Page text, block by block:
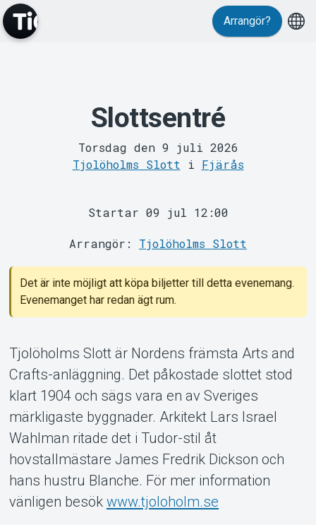
MyTickster
Support
Om Tickster
Arrangör?
Slottsentré
Torsdag den 9 juli 2026
Tjolöholms Slott i Fjärås
Startar 09 jul 12:00
Arrangör: Tjolöholms Slott
Det är inte möjligt att köpa biljetter till detta evenemang.
Evenemanget har redan ägt rum.
Tjolöholms Slott är Nordens främsta Arts and
Crafts-anläggning. Det påkostade slottet stod
klart 1904 och sägs vara en av Sveriges
märkligaste byggnader. Arkitekt Lars Israel
Wahlman ritade det i Tudor-stil åt
hovstallmästare James Fredrik Dickson och
hans hustru Blanche. För mer information
vänligen besök www.tjoloholm.se